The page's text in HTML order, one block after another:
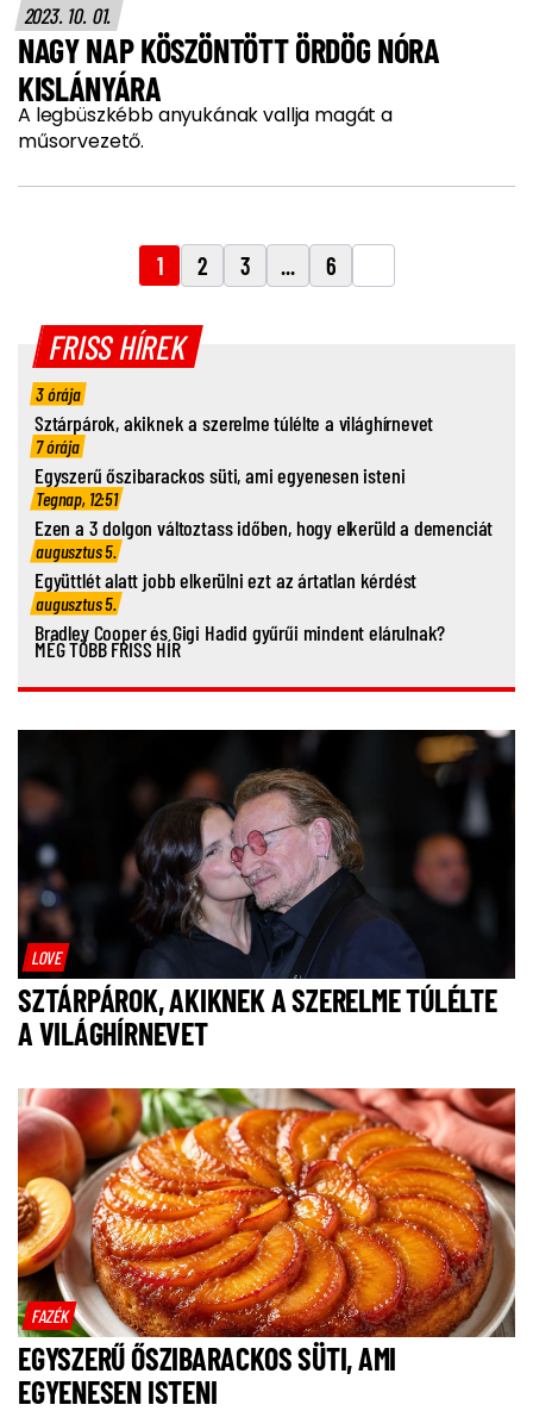
2023. 10. 01.
NAGY NAP KÖSZÖNTÖTT ÖRDÖG NÓRA
KISLÁNYÁRA
A legbüszkébb anyukának vallja magát a
műsorvezető.
1 2 3 ... 6
FRISS HÍREK
3 órája
Sztárpárok, akiknek a szerelme túlélte a világhírnevet
7 órája
Egyszerű őszibarackos süti, ami egyenesen isteni
Tegnap, 12:51
Ezen a 3 dolgon változtass időben, hogy elkerüld a demenciát
augusztus 5.
Együttlét alatt jobb elkerülni ezt az ártatlan kérdést
augusztus 5.
Bradley Cooper és Gigi Hadid gyűrűi mindent elárulnak?
MÉG TÖBB FRISS HÍR
LOVE
SZTÁRPÁROK, AKIKNEK A SZERELME TÚLÉLTE
A VILÁGHÍRNEVET
FAZÉK
EGYSZERŰ ŐSZIBARACKOS SÜTI, AMI
EGYENESEN ISTENI